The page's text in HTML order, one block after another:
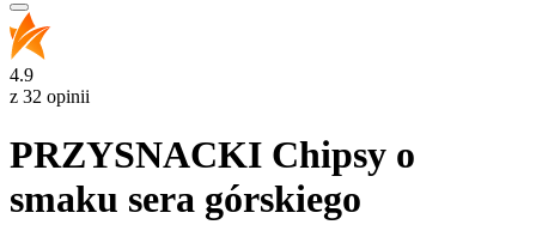
4.9
z 32 opinii
PRZYSNACKI Chipsy o
smaku sera górskiego